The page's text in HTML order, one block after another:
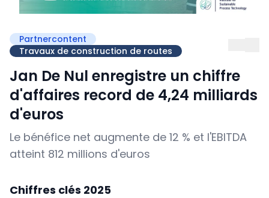
Partnercontent
Travaux de construction de routes
Jan De Nul enregistre un chiffre
d'affaires record de 4,24 milliards
d'euros
Le bénéfice net augmente de 12 % et l'EBITDA
atteint 812 millions d'euros
Chiffres clés 2025